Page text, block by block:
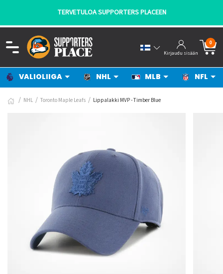
TERVETULOA SUPPORTERS PLACEEN
Kirjaudu sisään
0
VALIOLIIGA NHL MLB NFL
NHL Toronto Maple Leafs Lippalakki MVP - Timber Blue